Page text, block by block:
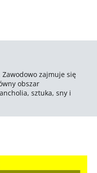
zajmuje się
obszar
sztuka, sny i